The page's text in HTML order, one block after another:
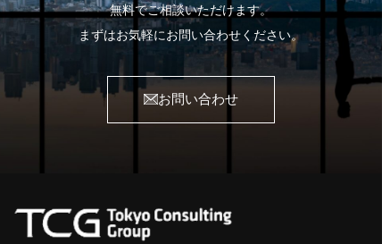
無料でご相談いただけます。
まずはお気軽にお問い合わせください。
お問い合わせ